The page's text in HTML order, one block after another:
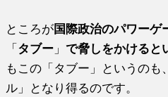
ところが国際政治のパワーゲ
「 タブー 」で脅しをかけると
もこの「タブー」というのも
ル」となり得るのです。